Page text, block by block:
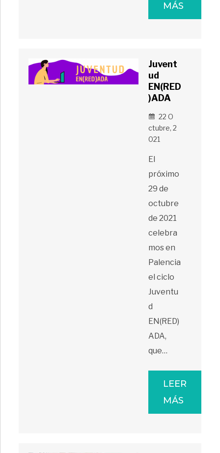
MÁS
Juvent
ud
EN(RED
)ADA
22 O
Ctubre, 2
021
El
próximo
29 de
octubre
de 2021
celebra
mos en
Palencia
el ciclo
Juventu
d
EN(RED)
ADA,
que…
LEER
MÁS